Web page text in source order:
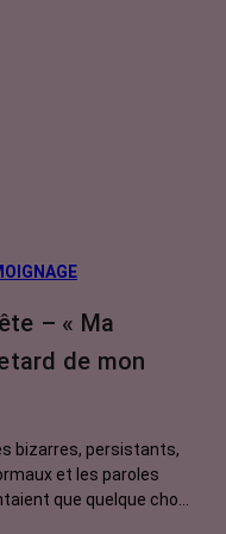
– « Ma
de mon
bizarres, persistants,
et les paroles
que quelque chose